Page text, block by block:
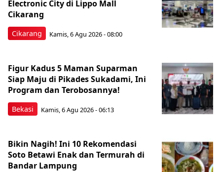
Cikarang
Electronic City di Lippo Mall
Cikarang
Kamis, 6 Agu 2026 - 08:00
Bekasi
Figur Kadus 5 Maman Suparman
Siap Maju di Pikades Sukadami, Ini
Program dan Terobosannya!
Kamis, 6 Agu 2026 - 06:13
Bikin Nagih! Ini 10 Rekomendasi
Soto Betawi Enak dan Termurah di
Bandar Lampung